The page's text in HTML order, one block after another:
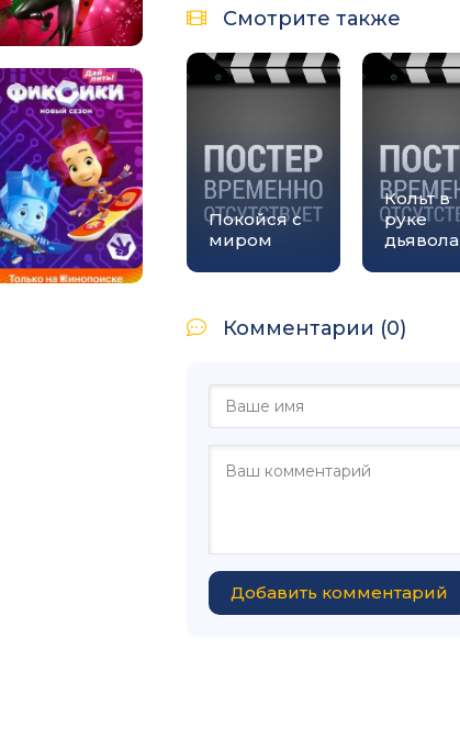
Смотрите также
Покойся с
миром
Кольт в
руке
дьявола
Комментарии (0)
Добавить комментарий